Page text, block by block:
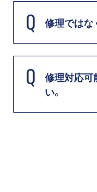
Q 修理ではな
Q
修理対応可
い。